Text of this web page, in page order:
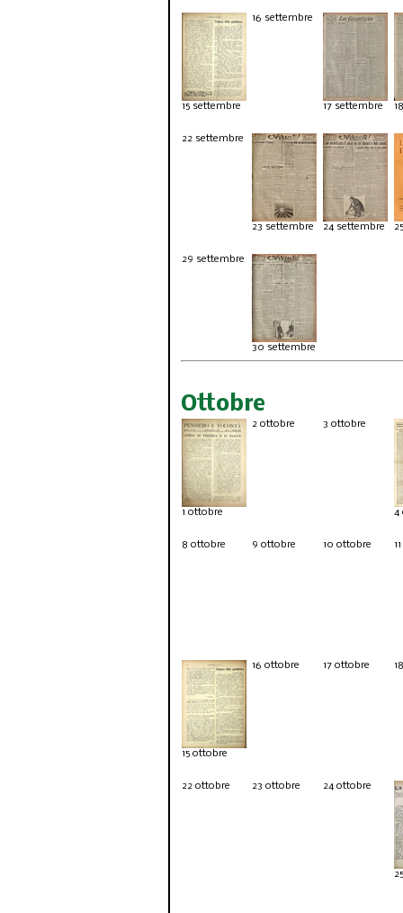
15 settembre
16 settembre
17 settembre
22 settembre
23 settembre 24 settembre
29 settembre
30 settembre
Ottobre
1 ottobre
2 ottobre 3 ottobre
4
8 ottobre 9 ottobre 10 ottobre
15 ottobre
16 ottobre 17 ottobre
22 ottobre 23 ottobre 24 ottobre
Corso sugli scrittori
politici italiani